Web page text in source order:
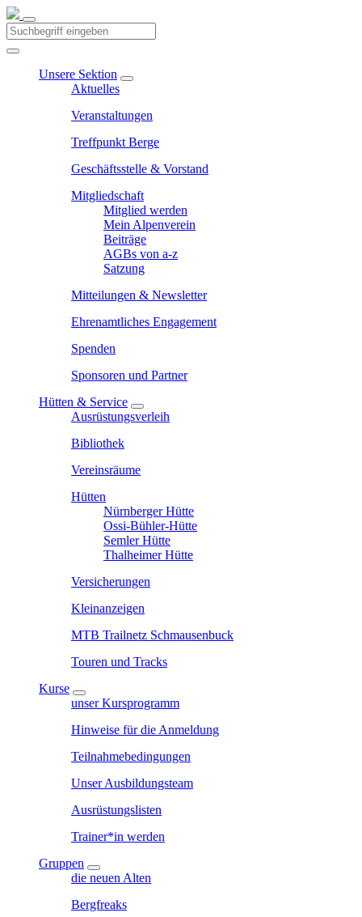
Unsere Sektion
Aktuelles
Veranstaltungen
Treffpunkt Berge
Geschäftsstelle & Vorstand
Mitgliedschaft
Mitglied werden
Mein Alpenverein
Beiträge
AGBs von a-z
Satzung
Mitteilungen & Newsletter
Ehrenamtliches Engagement
Spenden
Sponsoren und Partner
Hütten & Service
Ausrüstungsverleih
Bibliothek
Vereinsräume
Hütten
Nürnberger Hütte
Ossi-Bühler-Hütte
Semler Hütte
Thalheimer Hütte
Versicherungen
Kleinanzeigen
MTB Trailnetz Schmausenbuck
Touren und Tracks
Kurse
unser Kursprogramm
Hinweise für die Anmeldung
Teilnahmebedingungen
Unser Ausbildungsteam
Ausrüstungslisten
Trainer*in werden
Gruppen
die neuen Alten
Bergfreaks